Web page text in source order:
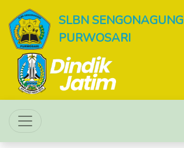
SLBN SENGONAGUNG
PURWOSARI